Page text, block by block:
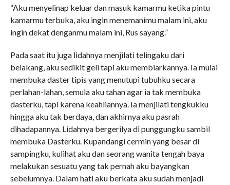
“Aku menyelinap keluar dan masuk kamarmu ketika pintu
kamarmu terbuka, aku ingin menemanimu malam ini, aku
ingin dekat denganmu malam ini, Rus sayang.”
Pada saat itu juga lidahnya menjilati telingaku dari
belakang, aku sedikit geli tapi aku membiarkannya. Ia mulai
membuka daster tipis yang menutupi tubuhku secara
perlahan-lahan, semula aku tahan agar ia tak membuka
dasterku, tapi karena keahliannya. Ia menjilati tengkukku
hingga aku tak berdaya, dan akhirnya aku pasrah
dihadapannya. Lidahnya bergerilya di punggungku sambil
membuka Dasterku. Kupandangi cermin yang besar di
sampingku, kulihat aku dan seorang wanita tengah baya
melakukan sesuatu yang tak pernah aku bayangkan
sebelumnya. Dalam hati aku berkata aku sudah menjadi